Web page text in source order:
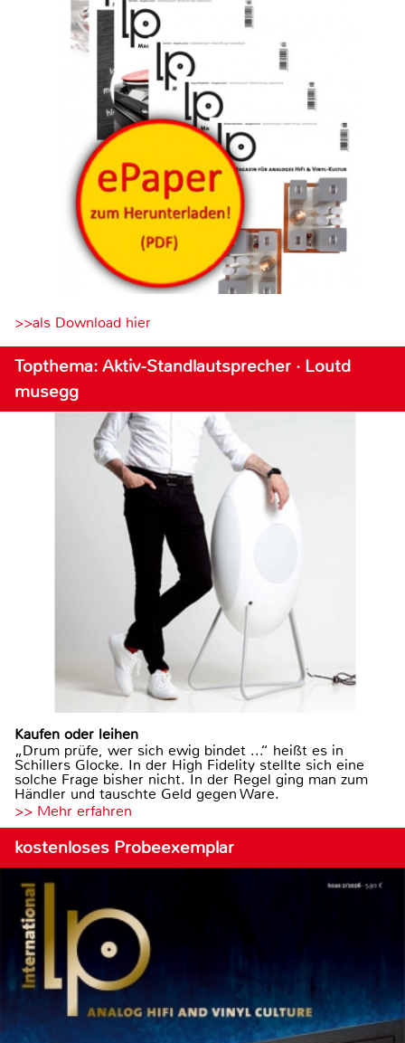
>>als Download hier
Topthema: Aktiv-Standlautsprecher · Loutd
musegg
Kaufen oder leihen
„Drum prüfe, wer sich ewig bindet ...“ heißt es in
Schillers Glocke. In der High Fidelity stellte sich eine
solche Frage bisher nicht. In der Regel ging man zum
Händler und tauschte Geld gegen Ware.
>> Mehr erfahren
kostenloses Probeexemplar